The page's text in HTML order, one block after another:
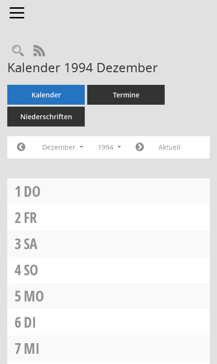
Toggle navigation
Rechercheauswahl
RSS-Feed
Kalender 1994 Dezember
Kalender Termine
Niederschriften
Dezember 1994 Aktuell
1 DO
2FR
3SA
4SO
5MO
6DI
7MI